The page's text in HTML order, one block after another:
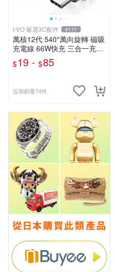
I-VO 嚴選3C配件 4111
萬核12代 540°萬向旋轉 磁吸
充電線 66W快充 三合一充電
線 彎頭充電線 Type-C充電線
充電線 快充線
$19 - $85
近期銷量74件